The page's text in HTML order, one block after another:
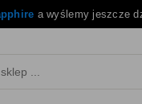
a wyślemy jeszcze